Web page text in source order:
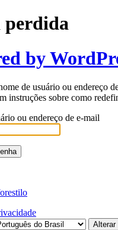
perdida
by
de usuário ou endereço
instruções sobre como
ou endereço de e-mail